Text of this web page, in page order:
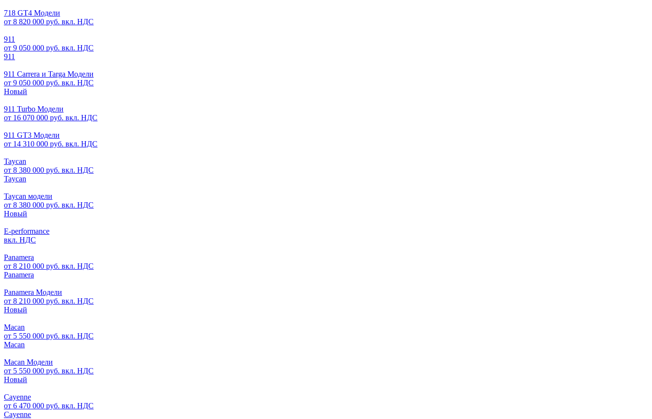
718 GT4 Модели
от 8 820 000 руб. вкл. НДС
911
от 9 050 000 руб. вкл. НДС
911
911 Carrera и Targa Модели
от 9 050 000 руб. вкл. НДС
Новый
911 Turbo Модели
от 16 070 000 руб. вкл. НДС
911 GT3 Модели
от 14 310 000 руб. вкл. НДС
Taycan
от 8 380 000 руб. вкл. НДС
Taycan
Taycan модели
от 8 380 000 руб. вкл. НДС
Новый
E-performance
вкл. НДС
Panamera
от 8 210 000 руб. вкл. НДС
Panamera
Panamera Модели
от 8 210 000 руб. вкл. НДС
Новый
Macan
от 5 550 000 руб. вкл. НДС
Macan
Macan Модели
от 5 550 000 руб. вкл. НДС
Новый
Cayenne
от 6 470 000 руб. вкл. НДС
Cayenne